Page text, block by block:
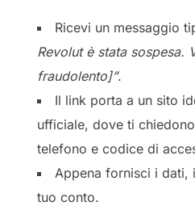
Ricevi un messaggio
Revolut è stata sospesa.
fraudolento]”.
Il link porta a un sito
ufficiale, dove ti
telefono e codice di
Appena fornisci i dati,
tuo conto.